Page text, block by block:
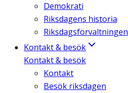
Demokrati
Riksdagens historia
Riksdagsförvaltningen
Kontakt & besök
Kontakt & besök
Kontakt
Besök riksdagen